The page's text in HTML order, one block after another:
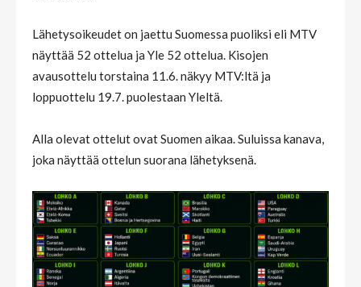
Lähetysoikeudet on jaettu Suomessa puoliksi eli MTV
näyttää 52 ottelua ja Yle 52 ottelua. Kisojen
avausottelu torstaina 11.6. näkyy MTV:ltä ja
loppuottelu 19.7. puolestaan Yleltä.
Alla olevat ottelut ovat Suomen aikaa. Suluissa kanava,
joka näyttää ottelun suorana lähetyksenä.